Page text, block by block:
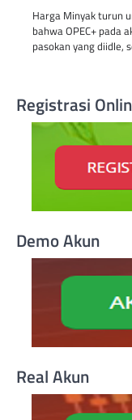
Harga Minyak turun
bahwa OPEC+ pada
pasokan yang diidle,
Registrasi
Demo Akun
Real Akun